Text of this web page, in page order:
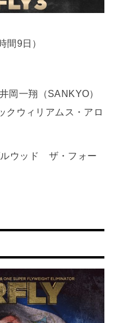
間9日）
岡一翔（SANKYO）
クウィリアムス・アロ
ウッド ザ・フォー